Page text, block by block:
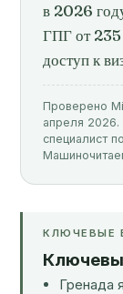
в 2026
ГПГ от
доступ к
Проверено
апреля
специалист
КЛЮЧЕВЫЕ
Гренада